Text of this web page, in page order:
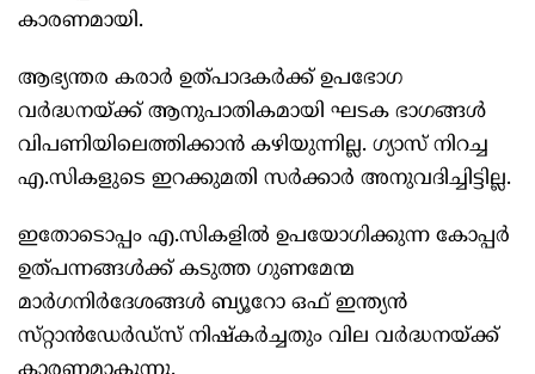
കാരണമായി.
ആഭ്യന്തര കരാർ ഉത്പാദകർക്ക് ഉപഭോഗ
വർദ്ധനയ്ക്ക് ആനുപാതികമായി ഘടക ഭാഗങ്ങള്‍
വിപണിയിലെത്തിക്കാൻ കഴിയുന്നില്ല. ഗ്യാസ് നിറച്ച
എ.സികളുടെ ഇറക്കുമതി സർക്കാർ അനുവദിച്ചിട്ടില്ല.
ഇതോടൊപ്പം എ.സികളില്‍ ഉപയോഗിക്കുന്ന കോപ്പർ
ഉത്പന്നങ്ങള്‍ക്ക് കടുത്ത ഗുണമേന്മ
മാർഗനിർദേശങ്ങള്‍ ബ്യൂറോ ഒഫ് ഇന്ത്യൻ
സ്‌റ്റാൻഡേർഡ്സ് നിഷ്‌കർച്ചതും വില വർദ്ധനയ്ക്ക്